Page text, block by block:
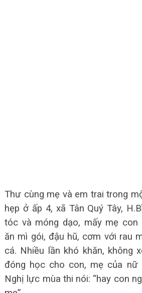
Thư cùng mẹ và em trai trong
hẹp ở ấp 4, xã Tân Quý Tây,
tóc và móng dạo, mấy mẹ con
ăn mì gói, đậu hũ, cơm với rau
cá. Nhiều lần khó khăn, không
đóng học cho con, mẹ của nữ
Nghị lực mùa thi nói: “hay con